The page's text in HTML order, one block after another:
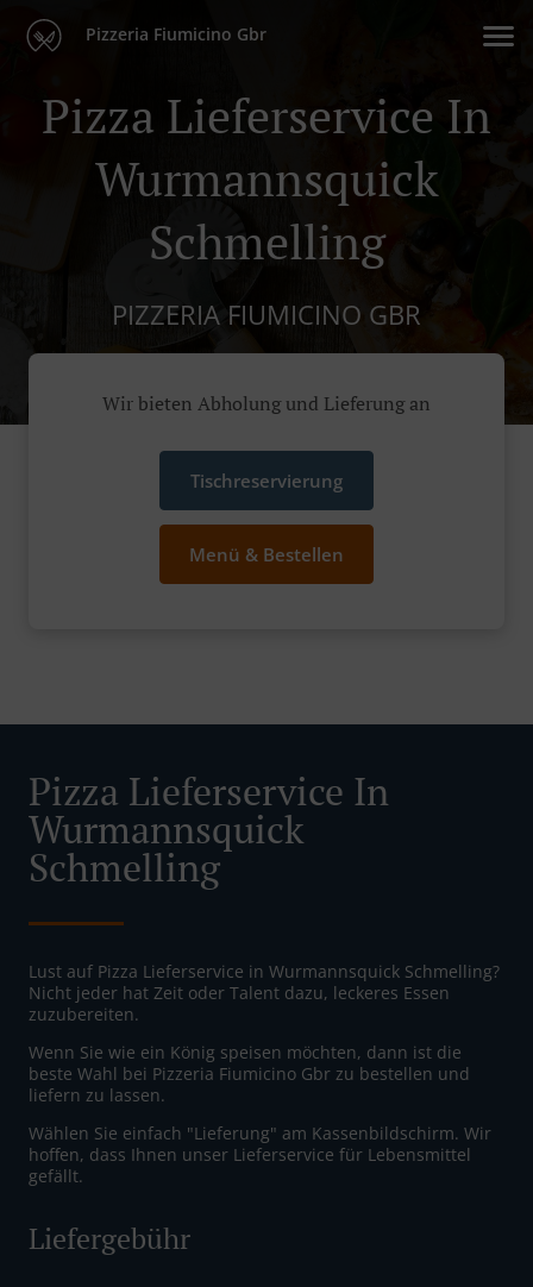
Pizzeria Fiumicino Gbr
Pizza Lieferservice In
Wurmannsquick
Schmelling
PIZZERIA FIUMICINO GBR
Wir bieten Abholung und Lieferung an
Tischreservierung
Menü & Bestellen
Pizza Lieferservice In
Wurmannsquick
Schmelling
Lust auf Pizza Lieferservice in Wurmannsquick Schmelling?
Nicht jeder hat Zeit oder Talent dazu, leckeres Essen
zuzubereiten.
Wenn Sie wie ein König speisen möchten, dann ist die
beste Wahl bei Pizzeria Fiumicino Gbr zu bestellen und
liefern zu lassen.
Wählen Sie einfach "Lieferung" am Kassenbildschirm. Wir
hoffen, dass Ihnen unser Lieferservice für Lebensmittel
gefällt.
Liefergebühr